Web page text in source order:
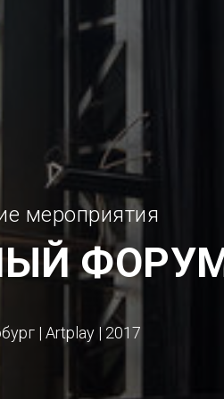
мероприятия
| Artplay | 2017